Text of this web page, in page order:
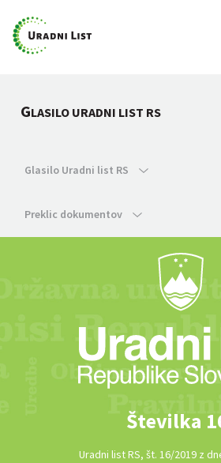
GLASILO URADNI LIST RS
Glasilo Uradni list RS
Preklic dokumentov
Številka
Uradni list RS, št. 16/2019 z